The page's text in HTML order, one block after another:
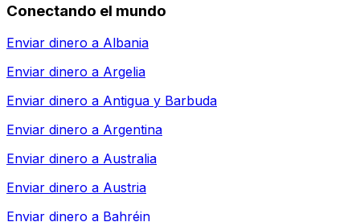
Conectando el mundo
Enviar dinero a Albania
Enviar dinero a Argelia
Enviar dinero a Antigua y Barbuda
Enviar dinero a Argentina
Enviar dinero a Australia
Enviar dinero a Austria
Enviar dinero a Bahréin